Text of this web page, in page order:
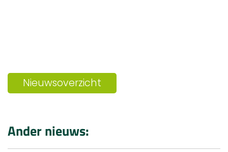
Nieuwsoverzicht
Ander nieuws: